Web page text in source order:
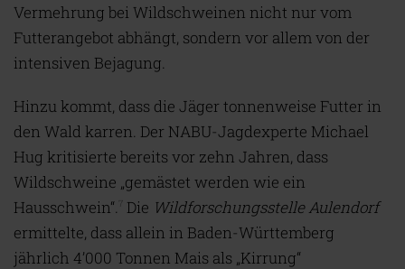
Vermehrung bei Wildschweinen nicht nur vom
Futterangebot abhängt, sondern vor allem von der
intensiven Bejagung.
Hinzu kommt, dass die Jäger tonnenweise Futter in
den Wald karren. Der NABU-Jagdexperte Michael
Hug kritisierte bereits vor zehn Jahren, dass
Wildschweine „gemästet werden wie ein
Hausschwein“.
7 Die Wildforschungsstelle Aulendorf
ermittelte, dass allein in Baden-Württemberg
jährlich 4’000 Tonnen Mais als „Kirrung“